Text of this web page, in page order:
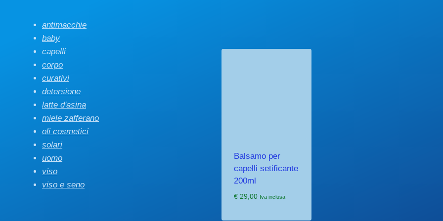
Balsamo per
capelli setificante
200ml
€29,00 Iva inclusa
antimacchie
baby
capelli
corpo
curativi
detersione
latte d'asina
miele zafferano
oli cosmetici
solari
uomo
viso
viso e seno